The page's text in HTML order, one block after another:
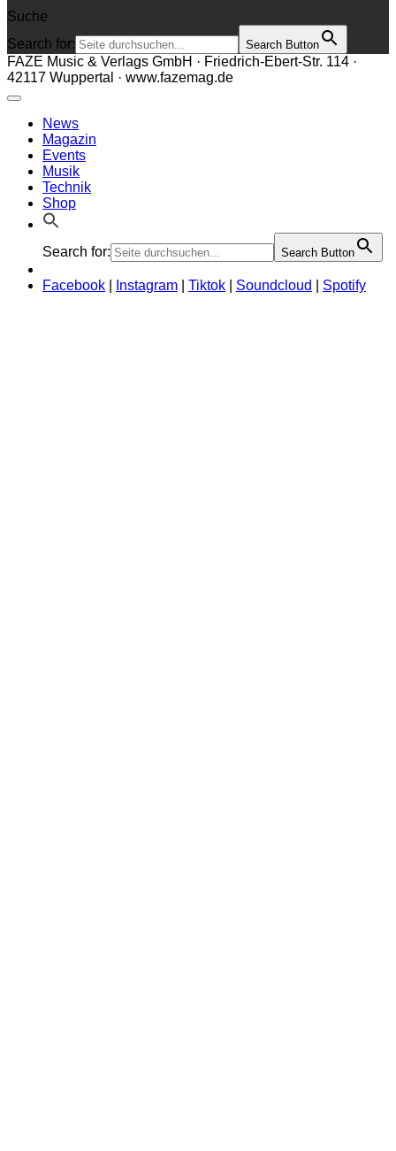
Suche
Search for:
Search Button
FAZE Music & Verlags GmbH · Friedrich-Ebert-Str. 114 ·
42117 Wuppertal · www.fazemag.de
News
Magazin
Events
Musik
Technik
Shop
Search for: Search Button
Facebook Instagram Tiktok Soundcloud Spotify